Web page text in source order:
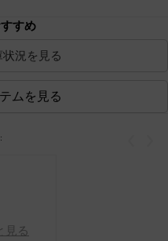
すめ
況を見る
ムを見る
見る